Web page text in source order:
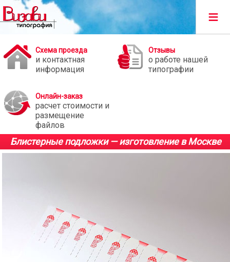
≡
Схема проезда
и контактная
информация
Отзывы
о работе нашей
типографии
Онлайн-заказ
расчет стоимости и
размещение
файлов
Блистерные подложки — изготовление в Москве